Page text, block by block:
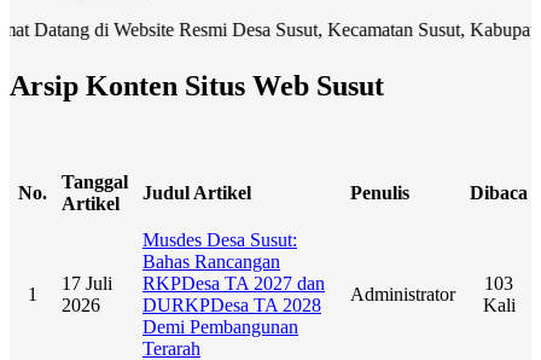
di Website Resmi Desa Susut, Kecamatan Susut, Kabupaten
Arsip Konten Situs Web Susut
No.
Tanggal
Artikel
Judul Artikel Penulis Dibaca
1
17 Juli
2026
Musdes Desa Susut:
Bahas Rancangan
RKPDesa TA 2027 dan
DURKPDesa TA 2028
Demi Pembangunan
Terarah
Administrator
103
Kali